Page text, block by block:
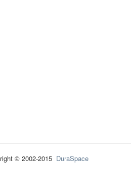
© 2002-2015 DuraSpace